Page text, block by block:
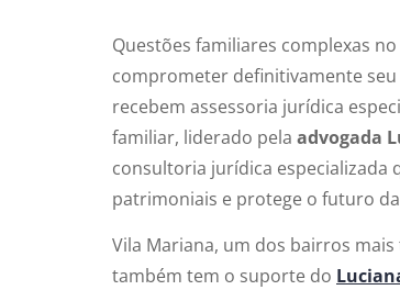
Questões familiares complexas
comprometer definitivamente
recebem assessoria jurídica
familiar, liderado pela advogada
consultoria jurídica especializada
patrimoniais e protege o futuro
Vila Mariana, um dos bairros
também tem o suporte do